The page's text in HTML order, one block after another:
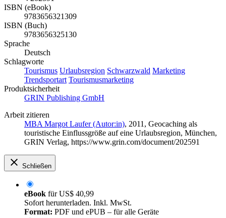
ISBN (eBook)
9783656321309
ISBN (Buch)
9783656325130
Sprache
Deutsch
Schlagworte
Tourismus Urlaubsregion Schwarzwald Marketing
Trendsportart Tourismusmarketing
Produktsicherheit
GRIN Publishing GmbH
Arbeit zitieren
MBA Margot Laufer (Autor:in), 2011, Geocaching als
touristische Einflussgröße auf eine Urlaubsregion, München,
GRIN Verlag, https://www.grin.com/document/202591
Schließen
eBook fürUS$ 40,99
Sofort herunterladen. Inkl. MwSt.
Format: PDF und ePUB – für alle Geräte